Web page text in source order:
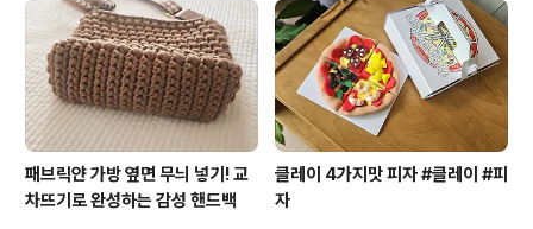
패브릭얀 가방 옆면 무늬 넣기! 교
차뜨기로 완성하는 감성 핸드백
클레이 4가지맛 피자 #클레이 #피
자